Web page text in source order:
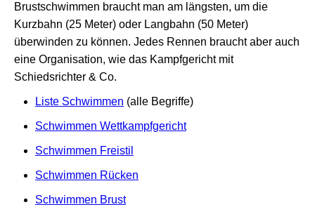
Brustschwimmen braucht man am längsten, um die
Kurzbahn (25 Meter) oder Langbahn (50 Meter)
überwinden zu können. Jedes Rennen braucht aber auch
eine Organisation, wie das Kampfgericht mit
Schiedsrichter & Co.
Liste Schwimmen (alle Begriffe)
Schwimmen Wettkampfgericht
Schwimmen Freistil
Schwimmen Rücken
Schwimmen Brust